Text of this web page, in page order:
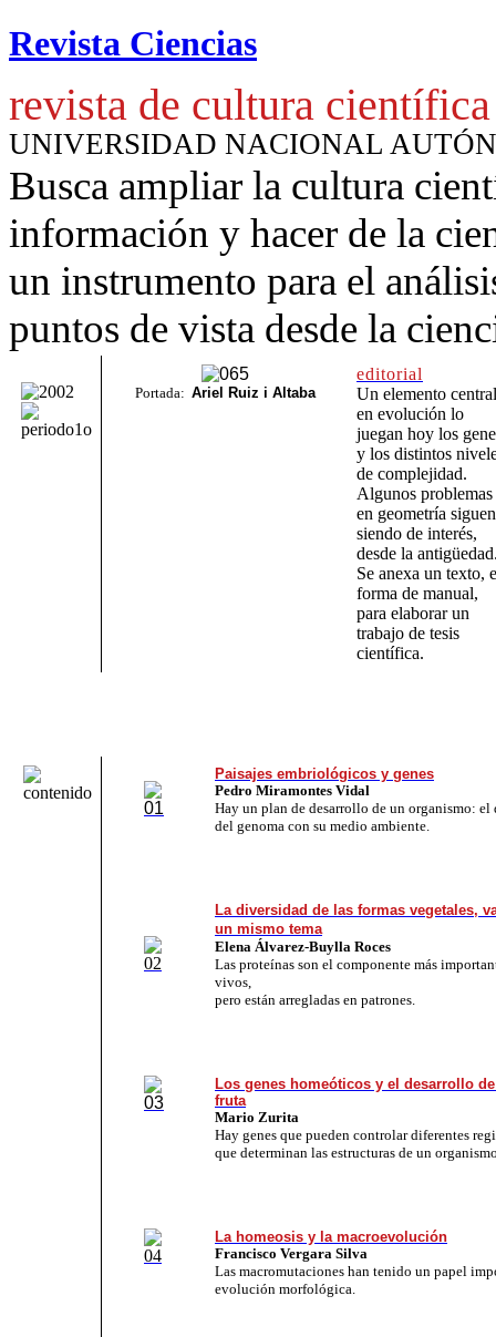
Revista Ciencias
revista de cultura científica
UNIVERSIDAD NACIONAL
Busca ampliar la cultura
información y hacer de la
un instrumento para el
puntos de vista desde la
Portada: Ariel Ruiz i Altaba
editorial
Un elemento central
en evolución lo
juegan hoy los
y los distintos
de complejidad.
Algunos problemas
en geometría siguen
siendo de interés,
desde la
Se anexa un texto,
forma de manual,
para elaborar un
trabajo de tesis
científica.
Paisajes embriológicos y genes
Pedro Miramontes Vidal
Hay un plan de desarrollo de un organismo:
del genoma con su medio ambiente.
La diversidad de las formas vegetales,
un mismo tema
Elena Álvarez-Buylla Roces
Las proteínas son el componente más
vivos,
pero están arregladas en patrones.
Los genes homeóticos y el desarrollo
fruta
Mario Zurita
Hay genes que pueden controlar diferentes
que determinan las estructuras de un
La homeosis y la macroevolución
Francisco Vergara Silva
Las macromutaciones han tenido un papel
evolución morfológica.